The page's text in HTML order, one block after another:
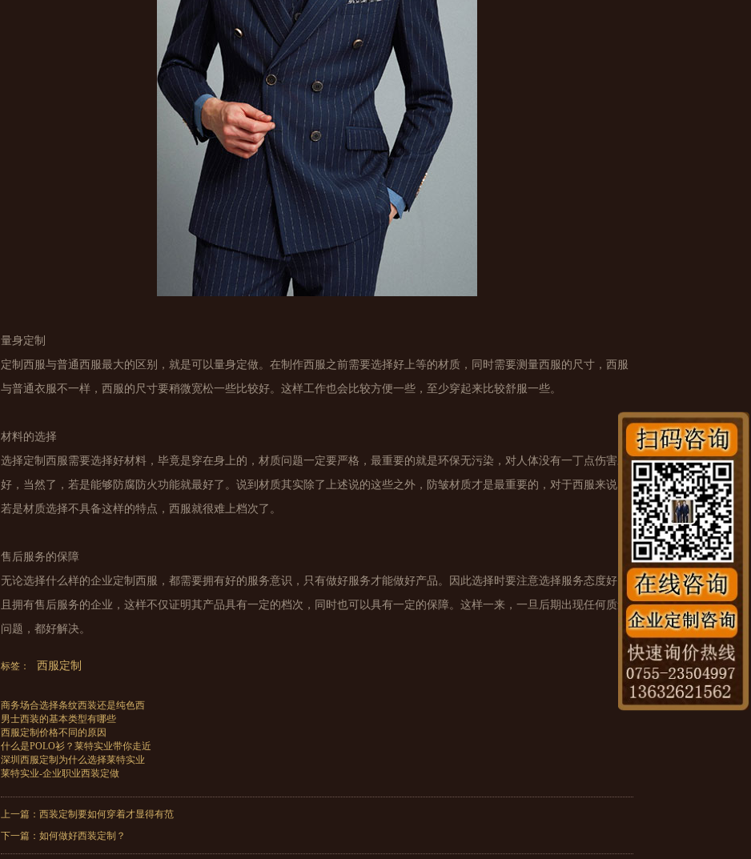
量身定制
定制西服与普通西服最大的区别，就是可以量身定做。在制作西服之前需要选择好上等的材质，同时需要测量西服的尺寸，西服
与普通衣服不一样，西服的尺寸要稍微宽松一些比较好。这样工作也会比较方便一些，至少穿起来比较舒服一些。
材料的选择
选择定制西服需要选择好材料，毕竟是穿在身上的，材质问题一定要严格，最重要的就是环保无污染，对人体没有一丁点伤害才
好，当然了，若是能够防腐防火功能就最好了。说到材质其实除了上述说的这些之外，防皱材质才是最重要的，对于西服来说，
若是材质选择不具备这样的特点，西服就很难上档次了。
售后服务的保障
无论选择什么样的企业定制西服，都需要拥有好的服务意识，只有做好服务才能做好产品。因此选择时要注意选择服务态度好，
且拥有售后服务的企业，这样不仅证明其产品具有一定的档次，同时也可以具有一定的保障。这样一来，一旦后期出现任何质量
问题，都好解决。
标签： 西服定制
商务场合选择条纹西装还是纯色西
男士西装的基本类型有哪些
西服定制价格不同的原因
什么是POLO衫？莱特实业带你走近
深圳西服定制为什么选择莱特实业
莱特实业-企业职业西装定做
上一篇： 西装定制要如何穿着才显得有范
下一篇： 如何做好西装定制？